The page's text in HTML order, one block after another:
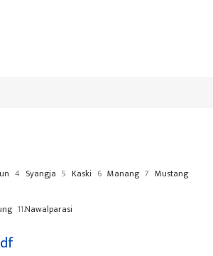
4 Syangja 5 Kaski 6 Manang 7 Mustang
11.Nawalparasi